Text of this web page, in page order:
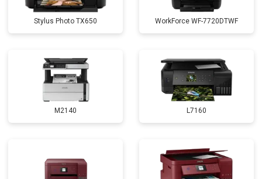
Stylus Photo TX650 WorkForce WF-7720DTWF
M2140 L7160